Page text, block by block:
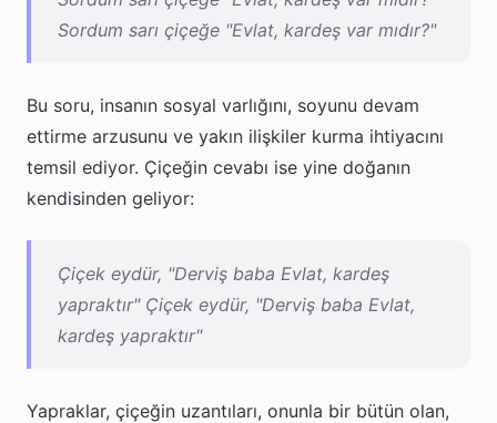
Sordum sarı çiçeğe "Evlat, kardeş var mıdır?"
Bu soru, insanın sosyal varlığını, soyunu devam
ettirme arzusunu ve yakın ilişkiler kurma ihtiyacını
temsil ediyor. Çiçeğin cevabı ise yine doğanın
kendisinden geliyor:
Çiçek eydür, "Derviş baba Evlat, kardeş
yapraktır" Çiçek eydür, "Derviş baba Evlat,
kardeş yapraktır"
Yapraklar, çiçeğin uzantıları, onunla bir bütün olan,